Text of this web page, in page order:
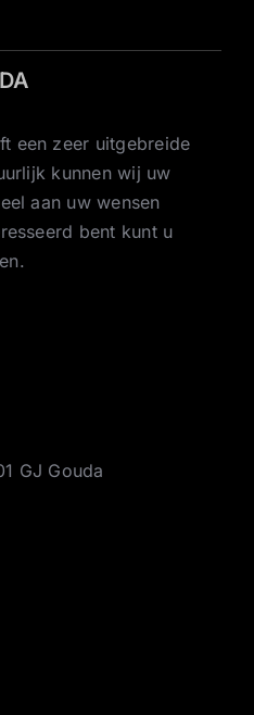
een zeer uitgebreide
kunnen wij uw
aan uw wensen
bent kunt u
GJ Gouda